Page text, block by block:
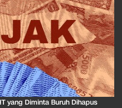
yang Dirilis S&P Global